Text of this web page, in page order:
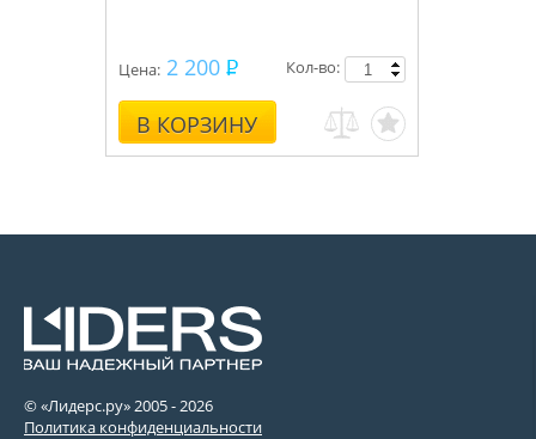
Цена: 2 200
В КОРЗИНУ
Кол-во:
© «Лидерс.ру» 2005 -2026
Политика конфиденциальности